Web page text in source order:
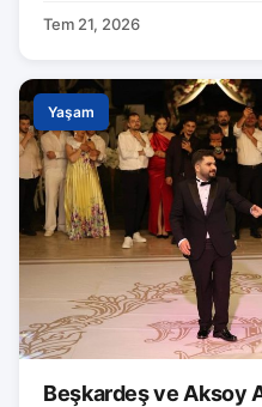
Tem 21, 2026
Yaşam
Beşkardeş ve Aksoy